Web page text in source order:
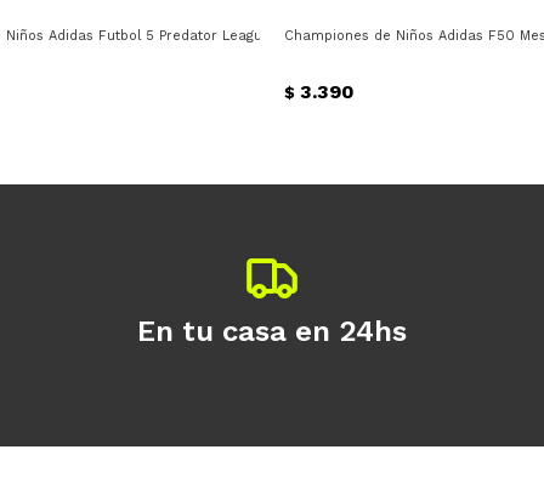
Niños Adidas Futbol 5 Predator League Ft Jr Adidas - Rojo - Negro
Championes de Niños Adidas F50
$ 3.390
En tu casa en 24hs